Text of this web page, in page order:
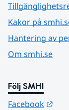
Kakor på
Hantering av
Om smhi.se
Följ SMHI
Facebook